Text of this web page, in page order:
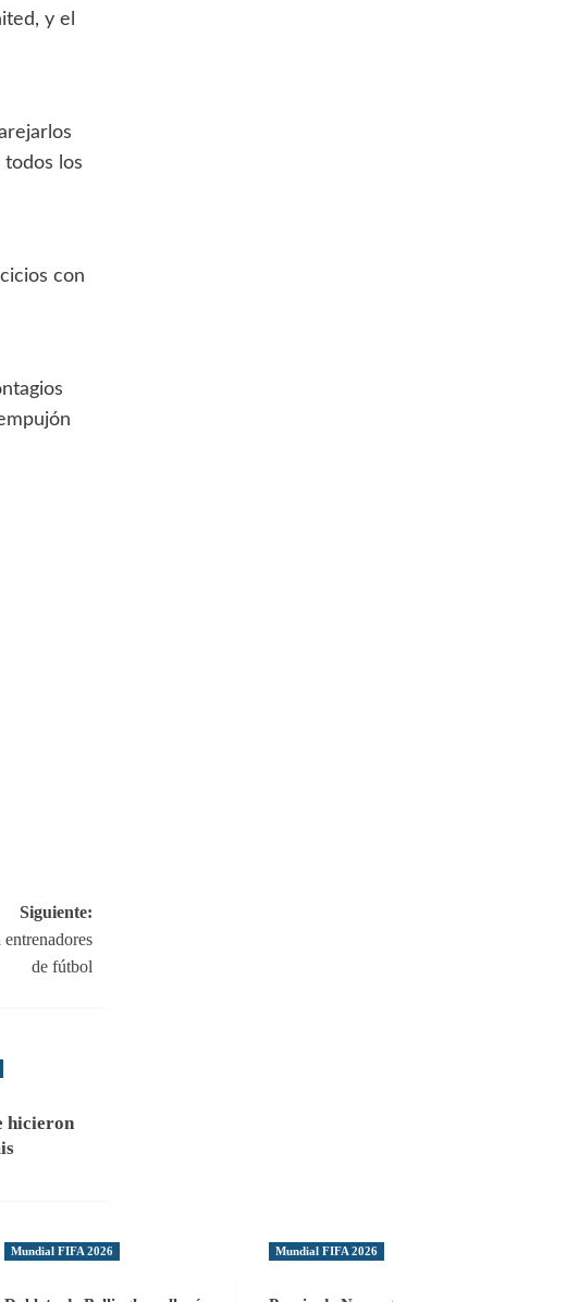
y el
los
con
Siguiente:
de fútbol
hicieron
Mundial FIFA 2026 Mundial FIFA 2026